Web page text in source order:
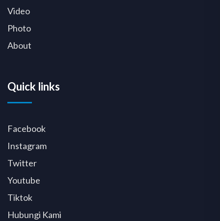
Video
Photo
About
Quick links
Facebook
Instagram
Twitter
Youtube
Tiktok
Hubungi Kami